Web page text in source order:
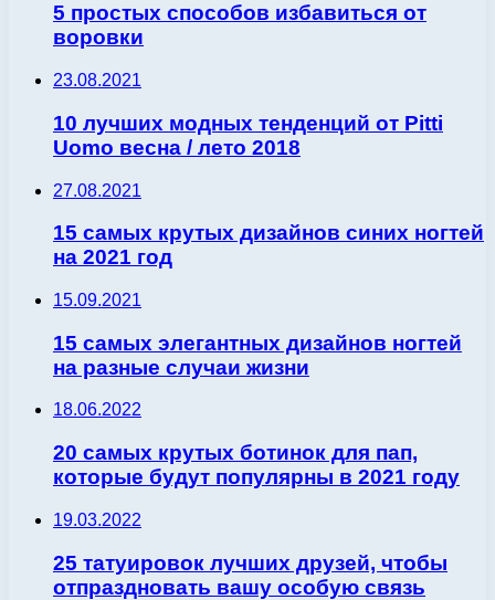
5 простых способов избавиться от
воровки
23.08.2021
10 лучших модных тенденций от Pitti
Uomo весна / лето 2018
27.08.2021
15 самых крутых дизайнов синих ногтей
на 2021 год
15.09.2021
15 самых элегантных дизайнов ногтей
на разные случаи жизни
18.06.2022
20 самых крутых ботинок для пап,
которые будут популярны в 2021 году
19.03.2022
25 татуировок лучших друзей, чтобы
отпраздновать вашу особую связь